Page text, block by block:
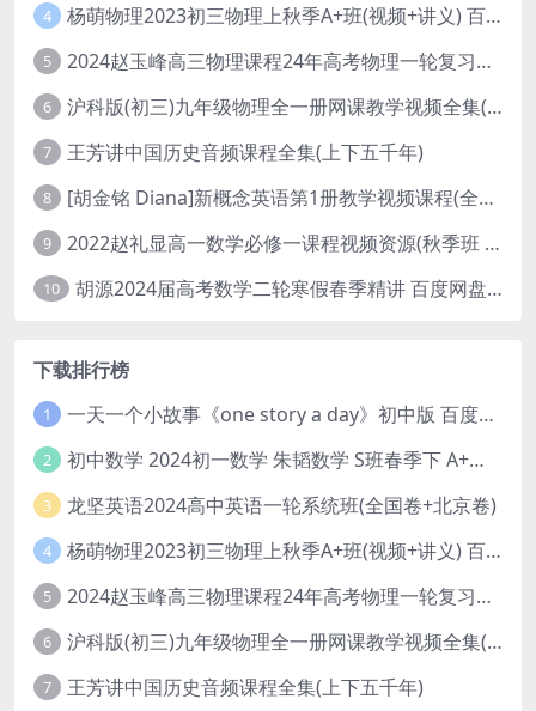
4 杨萌物理2023初三物理上秋季A+班(视频+讲义) 百度网盘分享
5 2024赵玉峰高三物理课程24年高考物理一轮复习网课教程
6 沪科版(初三)九年级物理全一册网课教学视频全集(录播版 杜春雨 66讲)
7 王芳讲中国历史音频课程全集(上下五千年)
8 [胡金铭 Diana]新概念英语第1册教学视频课程(全集 百度网盘下载)
9 2022赵礼显高一数学必修一课程视频资源(秋季班 含讲义)百度网盘云
10 胡源2024届高考数学二轮寒假春季精讲 百度网盘分享
下载排行榜
1 一天一个小故事《one story a day》初中版 百度网盘分享下载
2 初中数学 2024初一数学 朱韬数学 S班春季下 A+班春季下 百度云网盘
3 龙坚英语2024高中英语一轮系统班(全国卷+北京卷)
4 杨萌物理2023初三物理上秋季A+班(视频+讲义) 百度网盘分享
5 2024赵玉峰高三物理课程24年高考物理一轮复习网课教程
6 沪科版(初三)九年级物理全一册网课教学视频全集(录播版 杜春雨 66讲)
7 王芳讲中国历史音频课程全集(上下五千年)